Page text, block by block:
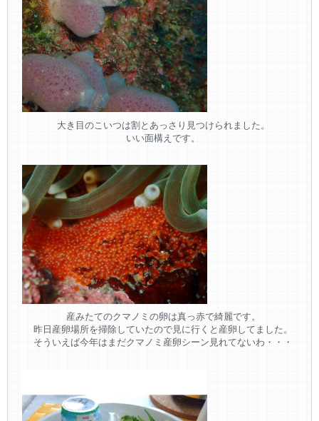
大き目のこいつは割とあっさり見つけられました。
いい面構えです。
産みたてのクマノミの卵は真っ赤で綺麗です。
昨日産卵場所を掃除していたので見に行くと産卵してました。
そういえば今年はまだクマノミ産卵シーン見れてないわ・・・